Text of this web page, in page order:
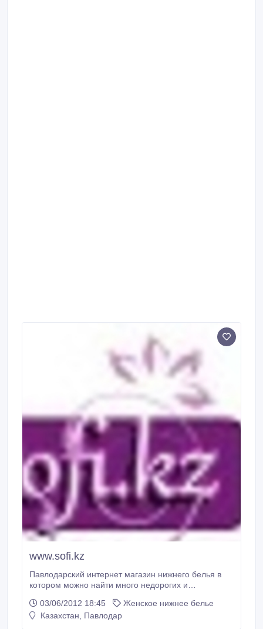
www.sofi.kz
Павлодарский интернет магазин нижнего белья в
котором можно найти много недорогих и
сорочек, игровых костюмов и много другое. Весь
ассортимент выставленный в http://sofi.kz имеется в
03/06/2012 18:45
Женское нижнее белье
Казахстан, Павлодар